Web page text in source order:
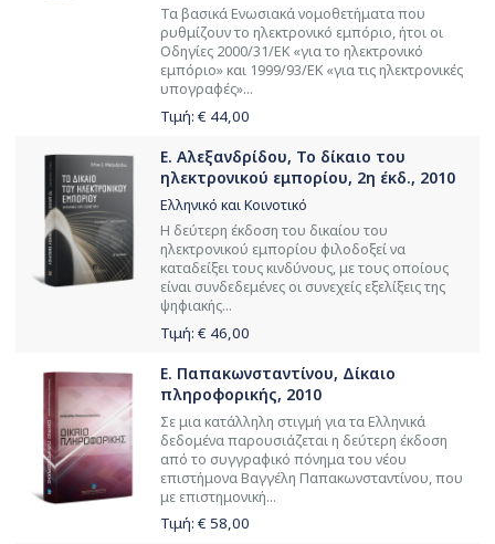
Τα βασικά Ενωσιακά νομοθετήματα που
ρυθμίζουν το ηλεκτρονικό εμπόριο, ήτοι οι
Οδηγίες 2000/31/ΕΚ «για το ηλεκτρονικό
εμπόριο» και 1999/93/ΕΚ «για τις ηλεκτρονικές
υπογραφές»...
Τιμή: € 44,00
Ε. Αλεξανδρίδου, Το δίκαιο του
ηλεκτρονικού εμπορίου, 2η έκδ., 2010
Ελληνικό και Κοινοτικό
Η δεύτερη έκδοση του δικαίου του
ηλεκτρονικού εμπορίου φιλοδοξεί να
καταδείξει τους κινδύνους, με τους οποίους
είναι συνδεδεμένες οι συνεχείς εξελίξεις της
ψηφιακής...
Τιμή: € 46,00
Ε. Παπακωνσταντίνου, Δίκαιο
πληροφορικής, 2010
Σε μια κατάλληλη στιγμή για τα Ελληνικά
δεδομένα παρουσιάζεται η δεύτερη έκδοση
από το συγγραφικό πόνημα του νέου
επιστήμονα Βαγγέλη Παπακωνσταντίνου, που
με επιστημονική...
Τιμή: € 58,00